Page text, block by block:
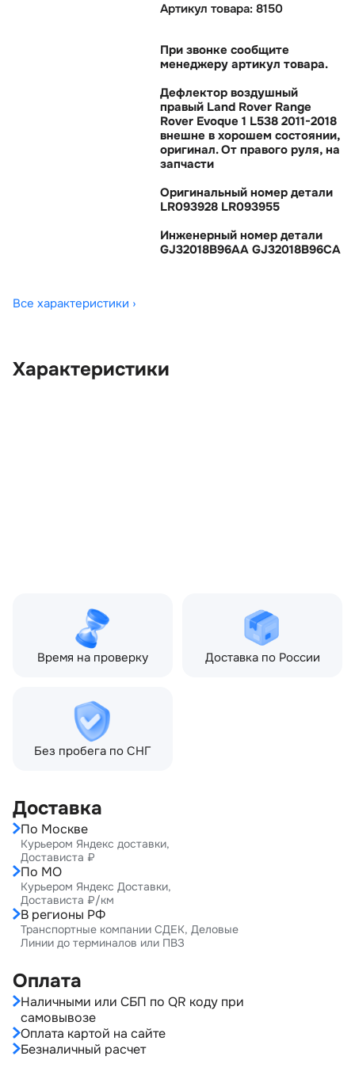
Артикул товара: 8150
При звонке сообщите
менеджеру артикул товара.
Дефлектор воздушный
правый Land Rover Range
Rover Evoque 1 L538 2011-2018
нешне в хорошем состоянии,
оригинал. От правого руля, на
запчасти
Оригинальный номер детали
LR093928 LR093955
Инженерный номер детали
GJ32018B96AA GJ32018B96CA
Все характеристики ›
Характеристики
Время на проверку Доставка по России
Без пробега по СНГ
Доставка
По Москве
Курьером Яндекс доставки,
Достависта ₽
По МО
Курьером Яндекс Доставки,
Достависта ₽/км
В регионы РФ
Транспортные компании СДЕК, Деловые
Линии до терминалов или ПВЗ
Оплата
Наличными или СБП по QR коду при
самовывозе
Оплата картой на сайте
Безналичный расчет